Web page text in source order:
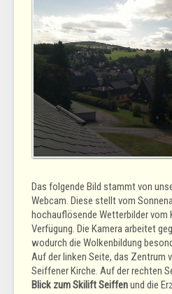
Das folgende Bild stammt von
Webcam. Diese stellt vom
hochauflösende Wetterbilder vom
Verfügung. Die Kamera arbeitet
wodurch die Wolkenbildung
Auf der linken Seite, das Zentrum
Seiffener Kirche. Auf der rechten
Blick zum Skilift Seiffenund die